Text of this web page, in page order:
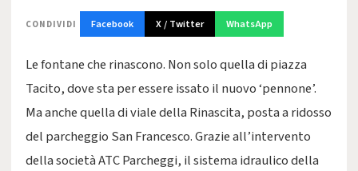
CONDIVIDI Facebook X / Twitter WhatsApp
Le fontane che rinascono. Non solo quella di piazza
Tacito, dove sta per essere issato il nuovo ‘pennone’.
Ma anche quella di viale della Rinascita, posta a ridosso
del parcheggio San Francesco. Grazie all’intervento
della società ATC Parcheggi, il sistema idraulico della